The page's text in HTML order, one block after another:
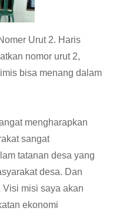
Urut 2. Haris
nomor urut 2,
bisa menang dalam
mengharapkan
sangat
tatanan desa yang
desa. Dan
misi saya akan
ekonomi